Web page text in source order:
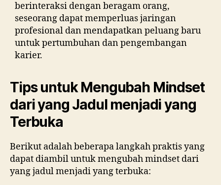
berinteraksi dengan beragam orang,
seseorang dapat memperluas jaringan
profesional dan mendapatkan peluang baru
untuk pertumbuhan dan pengembangan
karier.
Tips untuk Mengubah Mindset
dari yang Jadul menjadi yang
Terbuka
Berikut adalah beberapa langkah praktis yang
dapat diambil untuk mengubah mindset dari
yang jadul menjadi yang terbuka: